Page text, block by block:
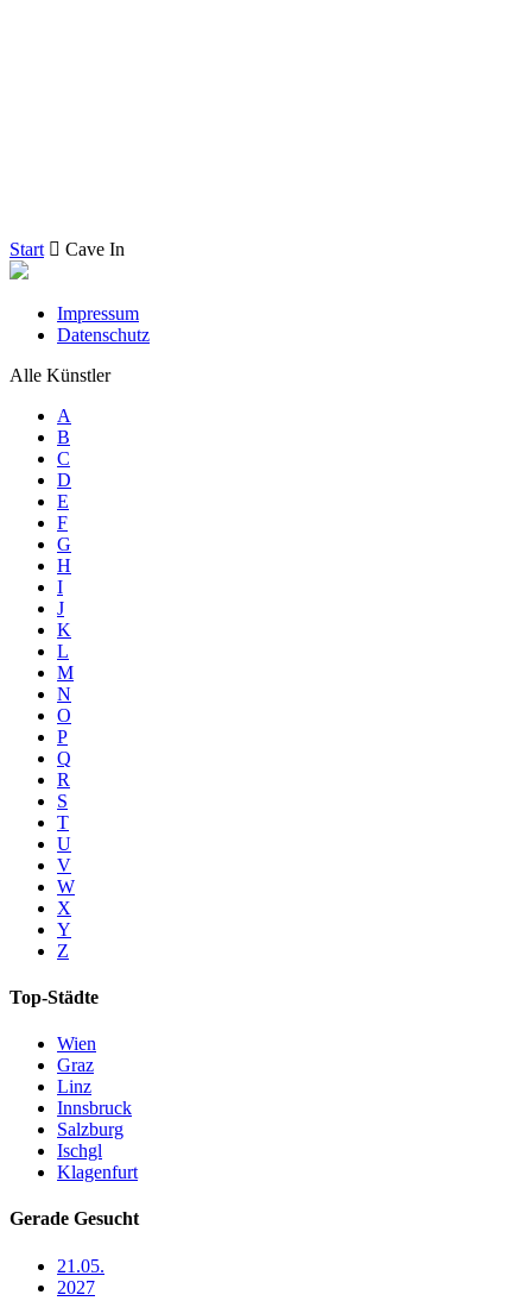
Start Cave In
Impressum
Datenschutz
Alle Künstler
A
B
C
D
E
F
G
H
I
J
K
L
M
N
O
P
Q
R
S
T
U
V
W
X
Y
Z
Top-Städte
Wien
Graz
Linz
Innsbruck
Salzburg
Ischgl
Klagenfurt
Gerade Gesucht
21.05.
2027